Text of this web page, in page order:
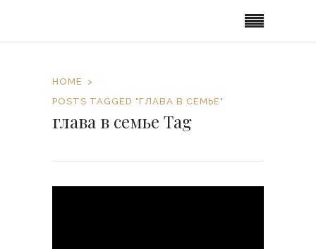
HOME
POSTS TAGGED "ГЛАВА В СЕМЬЕ"
глава в семье Tag